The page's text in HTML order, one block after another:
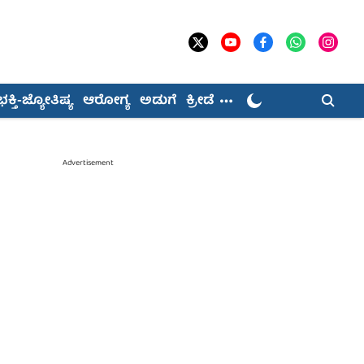
ಜ್ಯೋತಿಷ್ಯ ಆರೋಗ್ಯ ಅಡುಗೆ ಕ್ರೀಡೆ
Advertisement